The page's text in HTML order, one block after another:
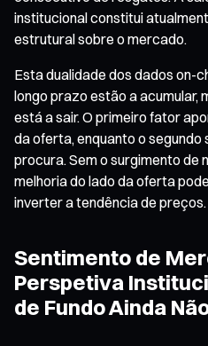
institucional constitui
estrutural sobre o mercado.
Esta dualidade dos dados on-
longo prazo estão a acumular,
está a sair. O primeiro fator
da oferta, enquanto o segundo
procura. Sem o surgimento de
melhoria do lado da oferta
inverter a tendência de preços.
Sentimento de
Perspetiva
de Fundo Ainda